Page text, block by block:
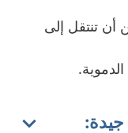
أن تنتقل إلى
جيدة: